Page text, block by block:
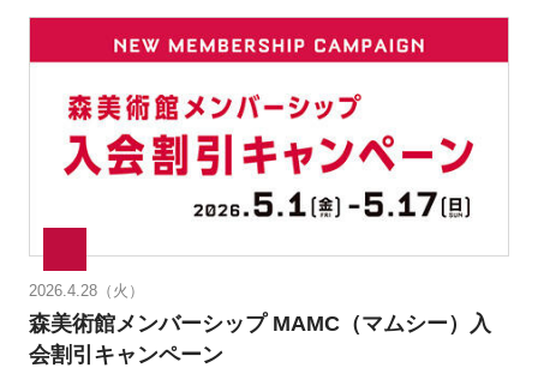
2026.4.28（火）
森美術館メンバーシップ MAMC（マムシー）入
会割引キャンペーン